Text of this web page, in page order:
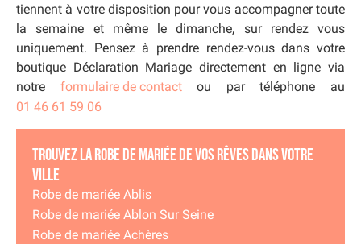
tiennent à votre disposition pour vous accompagner toute
la semaine et même le dimanche, sur rendez vous
uniquement. Pensez à prendre rendez-vous dans votre
boutique Déclaration Mariage directement en ligne via
notre formulaire de contactou par téléphone au
01 46 61 59 06
Trouvez la robe de mariée de vos rêves dans votre
ville
Robe de mariée Ablis
Robe de mariée Ablon Sur Seine
Robe de mariée Achères